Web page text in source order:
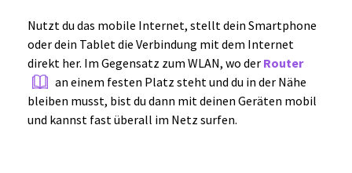
Nutzt du das mobile Internet, stellt dein Smartphone
oder dein Tablet die Verbindung mit dem Internet
direkt her. Im Gegensatz zum WLAN, wo der Router
an einem festen Platz steht und du in der Nähe
bleiben musst, bist du dann mit deinen Geräten mobil
und kannst fast überall im Netz surfen.